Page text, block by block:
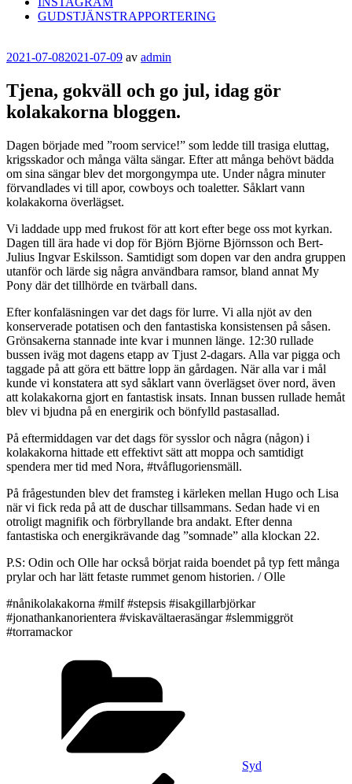
GUDSTJÄNSTRAPPORTERING
Publicerat
2021-07-082021-07-09 av admin
Tjena, gokväll och go jul, idag gör
kolakakorna bloggen.
Dagen började med ”room service!” som ledde till trasiga eluttag,
krigsskador och många välta sängar. Efter att många behövt bädda
om sina sängar blev det morgongympa ute. Under några minuter
förvandlades vi till apor, cowboys och toaletter. Såklart vann
kolakakorna överlägset.
Vi laddade upp med frukost för att kort efter bege oss mot kyrkan.
Dagen till ära hade vi dop för Björn Björne Björnsson och Bert-
Julius Ingvar Eskilsson. Samtidigt som dopen var den andra gruppen
utanför och lärde sig några användbara ramsor, bland annat My
Pony där det tillhörde en tvärball dans.
Efter konfaläsningen var det dags för lurre. Vi alla njöt av den
konserverade potatisen och den fantastiska konsistensen på såsen.
Grönsakerna stannade inte kvar i munnen länge. 12:30 rullade
bussen iväg mot dagens etapp av Tjust 2-dagars. Alla var pigga och
taggade på att göra ett bättre lopp än gårdagen. När alla var i mål
kunde vi konstatera att syd såklart vann överlägset över nord, även
att kolakakorna gjort en fantastisk insats. Innan bussen rullade hemåt
blev vi bjudna på en energirik och bönfylld pastasallad.
På eftermiddagen var det dags för sysslor och några (någon) i
kolakakorna hittade ett effektivt sätt att moppa och samtidigt
spendera mer tid med Nora, #tvåflugoriensmäll.
På frågestunden blev det framsteg i kärleken mellan Hugo och Lisa
när vi fick reda på att de duschar tillsammans. Sedan hade vi en
otroligt magnifik och förbryllande bra andakt. Efter denna
fantastiska och energikrävande dag ”somnade” alla klockan 22.
P.S: Odin och Olle har också börjat raida boendet på typ fett många
prylar och har lätt fetaste rummet genom historien. / Olle
#nånikolakakorna #milf #stepsis #isakgillarbjörkar
#jonathankanorientera #viskavältaerasängar #slemmiggröt
#torramackor
Syd